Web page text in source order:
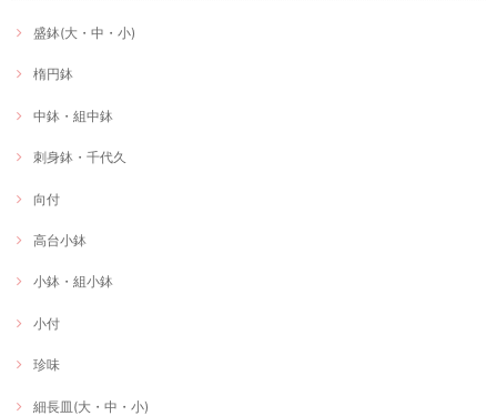
盛鉢(大・中・小)
楕円鉢
中鉢・組中鉢
刺身鉢・千代久
向付
高台小鉢
小鉢・組小鉢
小付
珍味
細長皿(大・中・小)